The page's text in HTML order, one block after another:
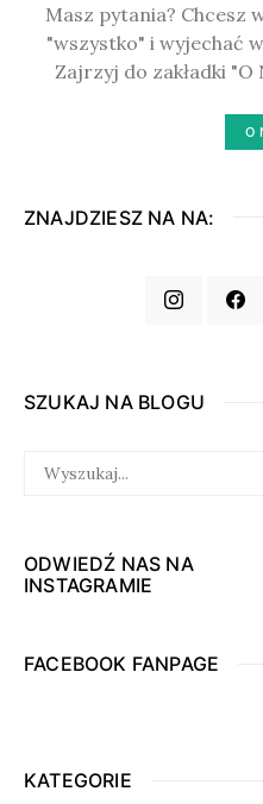
Masz pytania? Chcesz
"wszystko" i wyjechać
Zajrzyj do zakładki "O
O
ZNAJDZIESZ NA NA:
SZUKAJ NA BLOGU
FOR:
ODWIEDŹ NAS NA
INSTAGRAMIE
FACEBOOK FANPAGE
KATEGORIE